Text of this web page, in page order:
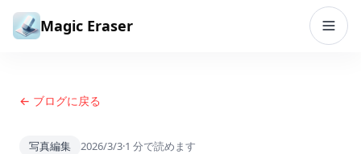
コンテンツへスキップ
Magic Eraser
← ブログに戻る
写真編集 2026/3/3·1 分で読めます